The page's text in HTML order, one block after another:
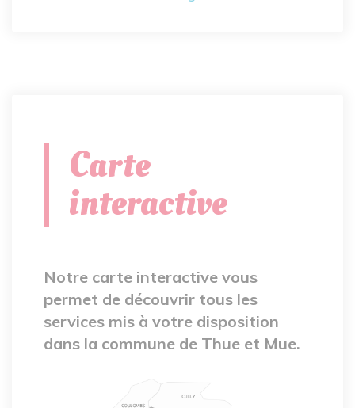
Carte
interactive
Notre carte interactive vous
permet de découvrir tous les
services mis à votre disposition
dans la commune de Thue et Mue.